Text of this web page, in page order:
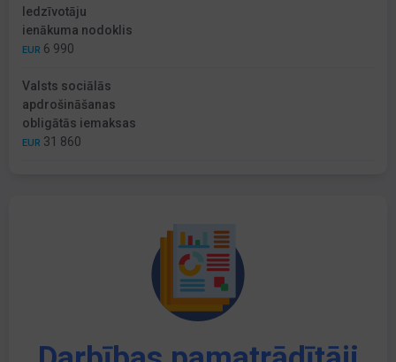
Iedzīvotāju
ienākuma nodoklis
EUR 6 990
Valsts sociālās
apdrošināšanas
obligātās iemaksas
EUR 31 860